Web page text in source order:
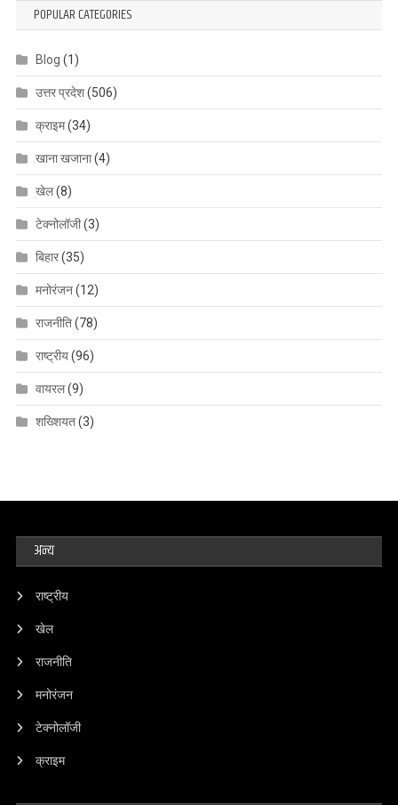
POPULAR CATEGORIES
Blog (1)
उत्तर प्रदेश(506)
क्राइम(34)
खाना खजाना(4)
खेल(8)
टेक्नोलॉजी(3)
बिहार(35)
मनोरंजन(12)
राजनीति(78)
राष्ट्रीय(96)
वायरल(9)
शख्शियत(3)
अन्य
राष्ट्रीय
खेल
राजनीति
मनोरंजन
टेक्नोलॉजी
क्राइम